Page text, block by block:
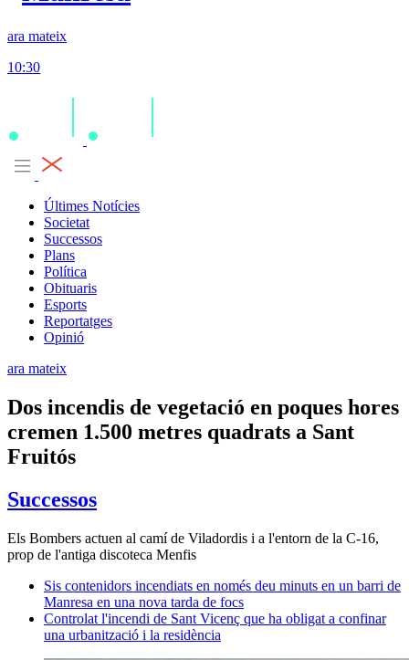
ara mateix
10:30
Últimes Notícies
Societat
Successos
Plans
Política
Obituaris
Esports
Reportatges
Opinió
ara mateix
Dos incendis de vegetació en poques hores
cremen 1.500 metres quadrats a Sant
Fruitós
Successos
Els Bombers actuen al camí de Viladordis i a l'entorn de la C-16,
prop de l'antiga discoteca Menfis
Sis contenidors incendiats en només deu minuts en un barri de
Manresa en una nova tarda de focs
Controlat l'incendi de Sant Vicenç que ha obligat a confinar
una urbanització i la residència